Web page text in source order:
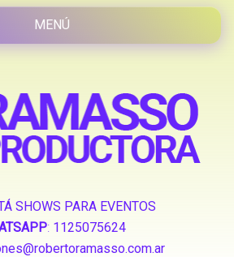
SHOWS PARA EVENTOS
: 1125075624